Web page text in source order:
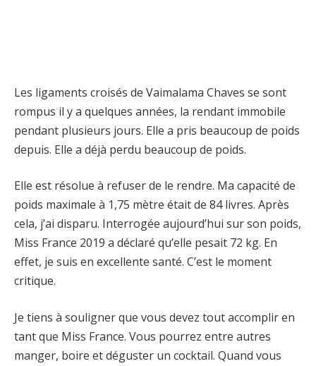
Les ligaments croisés de Vaimalama Chaves se sont
rompus il y a quelques années, la rendant immobile
pendant plusieurs jours. Elle a pris beaucoup de poids
depuis. Elle a déjà perdu beaucoup de poids.
Elle est résolue à refuser de le rendre. Ma capacité de
poids maximale à 1,75 mètre était de 84 livres. Après
cela, j’ai disparu. Interrogée aujourd’hui sur son poids,
Miss France 2019 a déclaré qu’elle pesait 72 kg. En
effet, je suis en excellente santé. C’est le moment
critique.
Je tiens à souligner que vous devez tout accomplir en
tant que Miss France. Vous pourrez entre autres
manger, boire et déguster un cocktail. Quand vous